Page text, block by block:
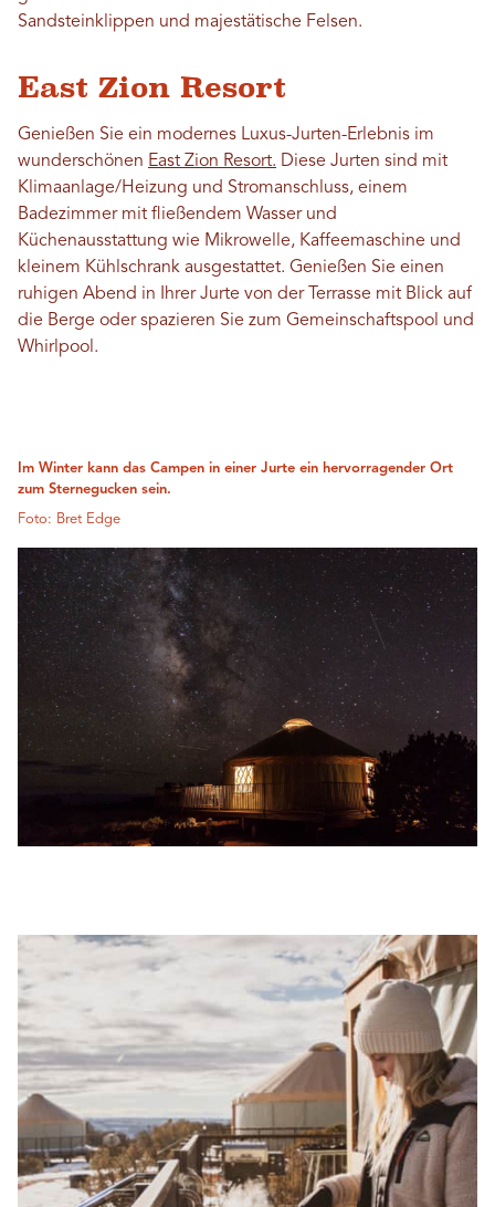
Sandsteinklippen und majestätische Felsen.
East Zion Resort
Genießen Sie ein modernes Luxus-Jurten-Erlebnis im
wunderschönen East Zion Resort. Diese Jurten sind mit
Klimaanlage/Heizung und Stromanschluss, einem
Badezimmer mit fließendem Wasser und
Küchenausstattung wie Mikrowelle, Kaffeemaschine und
kleinem Kühlschrank ausgestattet. Genießen Sie einen
ruhigen Abend in Ihrer Jurte von der Terrasse mit Blick auf
die Berge oder spazieren Sie zum Gemeinschaftspool und
Whirlpool.
Im Winter kann das Campen in einer Jurte ein hervorragender Ort
zum Sternegucken sein.
Foto: Bret Edge